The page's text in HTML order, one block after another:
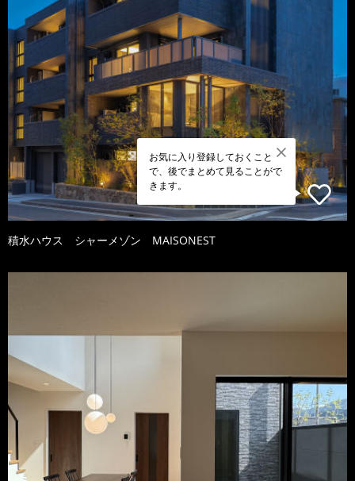
お気に入り登録しておくこと
で、後でまとめて見ることがで
きます。
積水ハウス シャーメゾン MAISONEST